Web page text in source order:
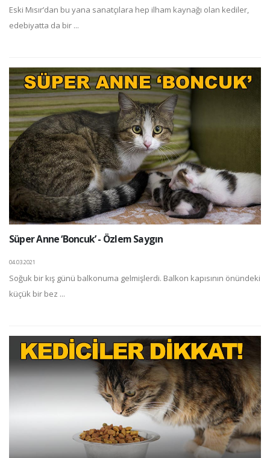
Eski Mısır’dan bu yana sanatçılara hep ilham kaynağı olan kediler,
edebiyatta da bir ...
Süper Anne ‘Boncuk’ - Özlem Saygın
04.03.2021
Soğuk bir kış günü balkonuma gelmişlerdi. Balkon kapısının önündeki
küçük bir bez ...